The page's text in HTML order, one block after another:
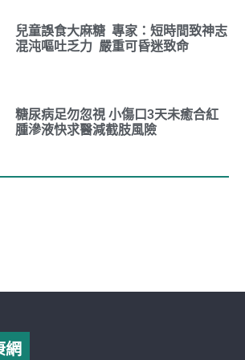
兒童誤食大麻糖 專家：短時間致神志
混沌嘔吐乏力 嚴重可昏迷致命
糖尿病足勿忽視 小傷口3天未癒合紅
腫滲液快求醫減截肢風險
網